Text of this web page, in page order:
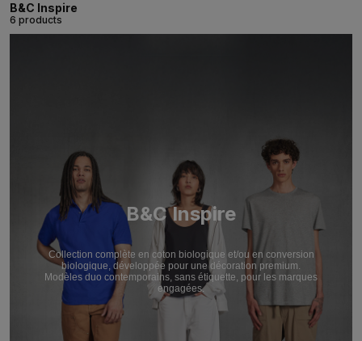
B&C Inspire
6 products
B&C Inspire
Collection complète en coton biologique et/ou en conversion
biologique, développée pour une décoration premium.
Modèles duo contemporains, sans étiquette, pour les marques
engagées.